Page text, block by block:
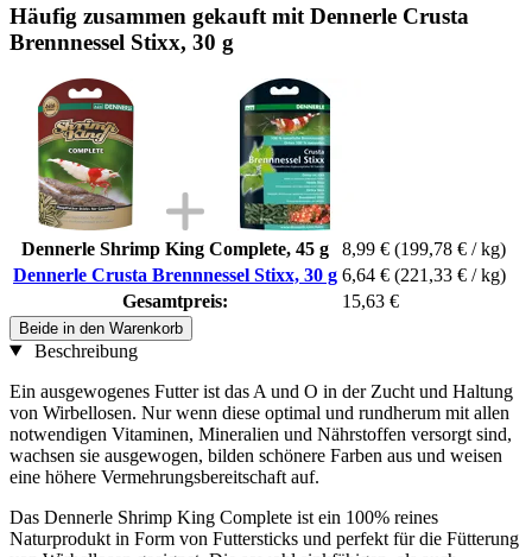
Häufig zusammen gekauft mit Dennerle Crusta
Brennnessel Stixx, 30 g
Dennerle Shrimp King Complete, 45 g 8,99 € (199,78 € / kg)
Dennerle Crusta Brennnessel Stixx, 30 g 6,64 € (221,33 € / kg)
Gesamtpreis:
15,63 €
Beide in den Warenkorb
Beschreibung
Ein ausgewogenes Futter ist das A und O in der Zucht und Haltung
von Wirbellosen. Nur wenn diese optimal und rundherum mit allen
notwendigen Vitaminen, Mineralien und Nährstoffen versorgt sind,
wachsen sie ausgewogen, bilden schönere Farben aus und weisen
eine höhere Vermehrungsbereitschaft auf.
Das Dennerle Shrimp King Complete ist ein 100% reines
Naturprodukt in Form von Futtersticks und perfekt für die Fütterung